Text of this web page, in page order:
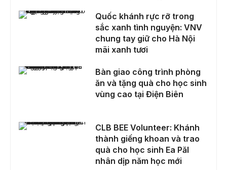
Quốc khánh rực rỡ trong sắc xanh tình nguyện: VNV chung tay giữ cho Hà Nội mãi xanh tươi
Quốc khánh rực rỡ trong
sắc xanh tình nguyện: VNV
chung tay giữ cho Hà Nội
mãi xanh tươi
Bàn giao công trình phòng ăn và tặng quà cho học sinh vùng cao tại Điện Biên
Bàn giao công trình phòng
ăn và tặng quà cho học sinh
vùng cao tại Điện Biên
CLB BEE Volunteer: Khánh thành giếng khoan và trao quà cho học sinh Ea Păl nhân dịp năm học mới
CLB BEE Volunteer: Khánh
thành giếng khoan và trao
quà cho học sinh Ea Păl
nhân dịp năm học mới